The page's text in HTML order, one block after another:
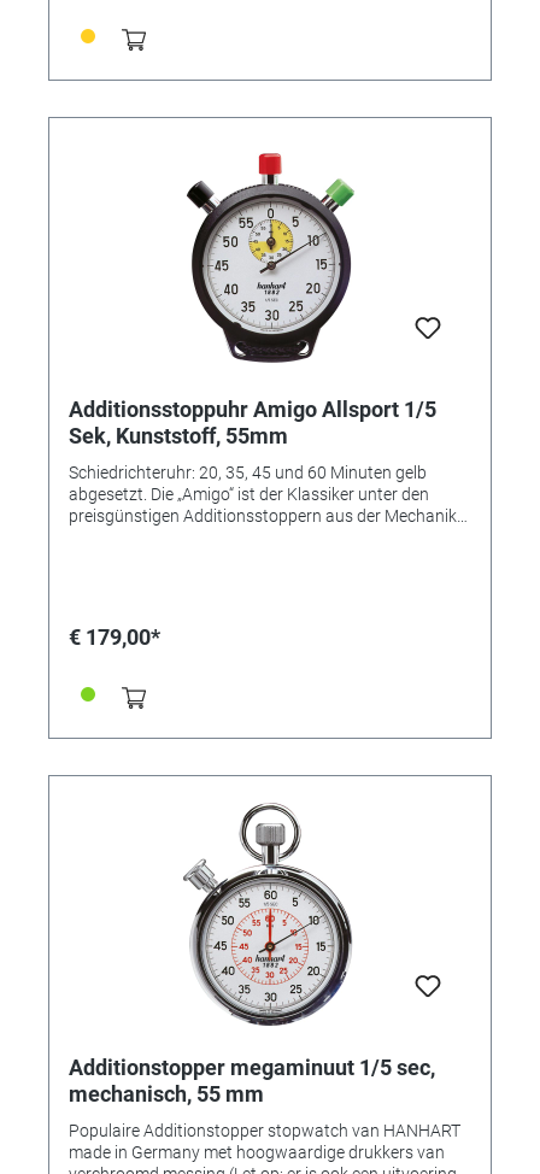
Additionsstoppuhr Amigo Allsport 1/5
Sek, Kunststoff, 55mm
Schiedrichteruhr: 20, 35, 45 und 60 Minuten gelb
abgesetzt. Die „Amigo“ ist der Klassiker unter den
preisgünstigen Additionsstoppern aus der Mechanik-
55 mm Anzahl Drücker: 3 Material Drücker: ABS-
Stiftanker Messbereich: 1/5 Sek Anzeigezeit: 60 Min.
Flyback: Nein Kalibrierung möglich: Ja
€ 179,00*
Additionstopper megaminuut 1/5 sec,
mechanisch, 55 mm
Populaire Additionstopper stopwatch van HANHART
made in Germany met hoogwaardige drukkers van